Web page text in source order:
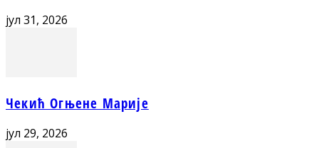
јул 31, 2026
Чекић Огњене Марије
јул 29, 2026